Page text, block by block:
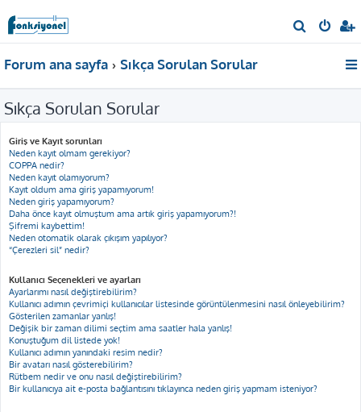
r
Forum ana sayfa Sıkça Sorulan Sorular
Sıkça Sorulan Sorular
Giriş ve Kayıt sorunları
Neden kayıt olmam gerekiyor?
COPPA nedir?
Neden kayıt olamıyorum?
Kayıt oldum ama giriş yapamıyorum!
Neden giriş yapamıyorum?
Daha önce kayıt olmuştum ama artık giriş yapamıyorum?!
Şifremi kaybettim!
Neden otomatik olarak çıkışım yapılıyor?
“Çerezleri sil” nedir?
Kullanıcı Seçenekleri ve ayarları
Ayarlarımı nasıl değiştirebilirim?
Kullanıcı adımın çevrimiçi kullanıcılar listesinde görüntülenmesini nasıl önleyebilirim?
Gösterilen zamanlar yanlış!
Değişik bir zaman dilimi seçtim ama saatler hala yanlış!
Konuştuğum dil listede yok!
Kullanıcı adımın yanındaki resim nedir?
Bir avatarı nasıl gösterebilirim?
Rütbem nedir ve onu nasıl değiştirebilirim?
Bir kullanıcıya ait e-posta bağlantısını tıklayınca neden giriş yapmam isteniyor?